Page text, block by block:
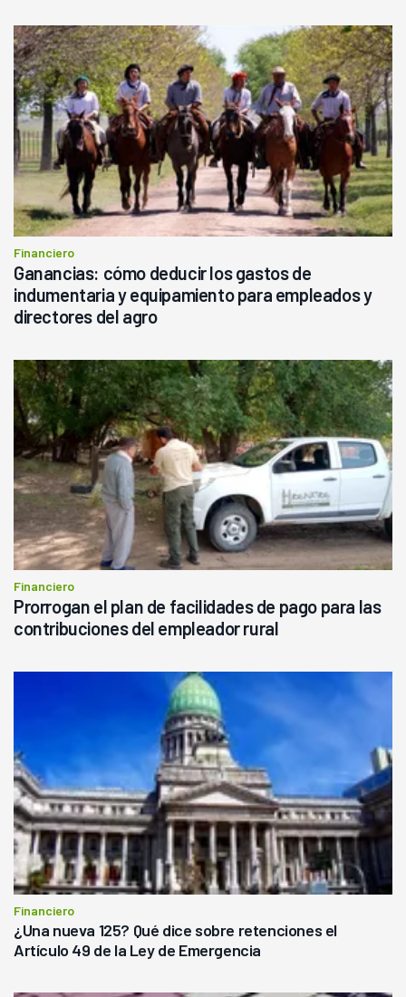
Financiero
Ganancias: cómo deducir los gastos de
indumentaria y equipamiento para empleados y
directores del agro
Financiero
Prorrogan el plan de facilidades de pago para las
contribuciones del empleador rural
Financiero
¿Una nueva 125? Qué dice sobre retenciones el
Artículo 49 de la Ley de Emergencia